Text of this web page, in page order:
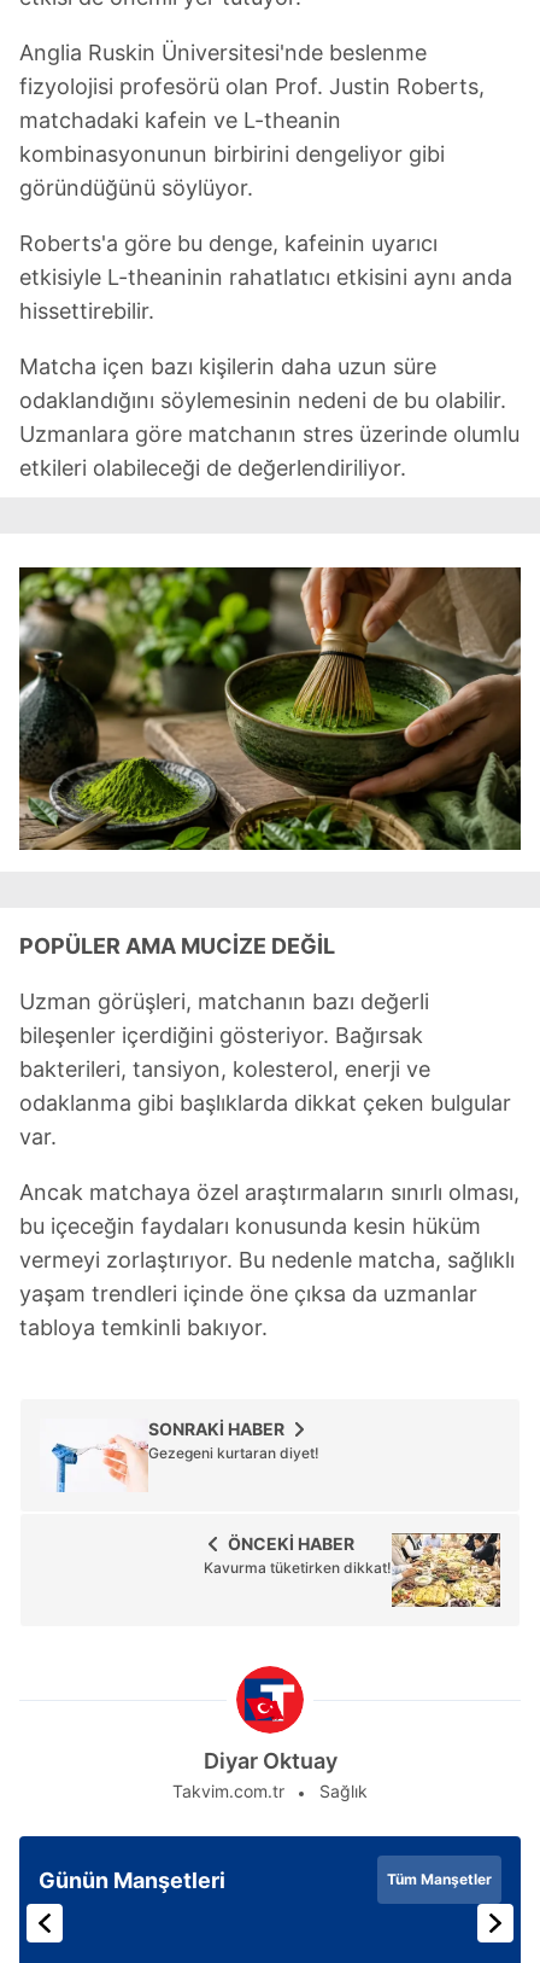
Anglia Ruskin Üniversitesi'nde beslenme
fizyolojisi profesörü olan Prof. Justin Roberts,
matchadaki kafein ve L-theanin
kombinasyonunun birbirini dengeliyor gibi
göründüğünü söylüyor.
Roberts'a göre bu denge, kafeinin uyarıcı
etkisiyle L-theaninin rahatlatıcı etkisini aynı anda
hissettirebilir.
Matcha içen bazı kişilerin daha uzun süre
odaklandığını söylemesinin nedeni de bu olabilir.
Uzmanlara göre matchanın stres üzerinde olumlu
etkileri olabileceği de değerlendiriliyor.
POPÜLER AMA MUCİZE DEĞİL
Uzman görüşleri, matchanın bazı değerli
bileşenler içerdiğini gösteriyor. Bağırsak
bakterileri, tansiyon, kolesterol, enerji ve
odaklanma gibi başlıklarda dikkat çeken bulgular
var.
Ancak matchaya özel araştırmaların sınırlı olması,
bu içeceğin faydaları konusunda kesin hüküm
vermeyi zorlaştırıyor. Bu nedenle matcha, sağlıklı
yaşam trendleri içinde öne çıksa da uzmanlar
tabloya temkinli bakıyor.
SONRAKİ HABER
Gezegeni kurtaran diyet!
ÖNCEKİ HABER
Kavurma tüketirken dikkat!
Diyar Oktuay
Takvim.com.tr Sağlık
Günün Manşetleri Tüm Manşetler